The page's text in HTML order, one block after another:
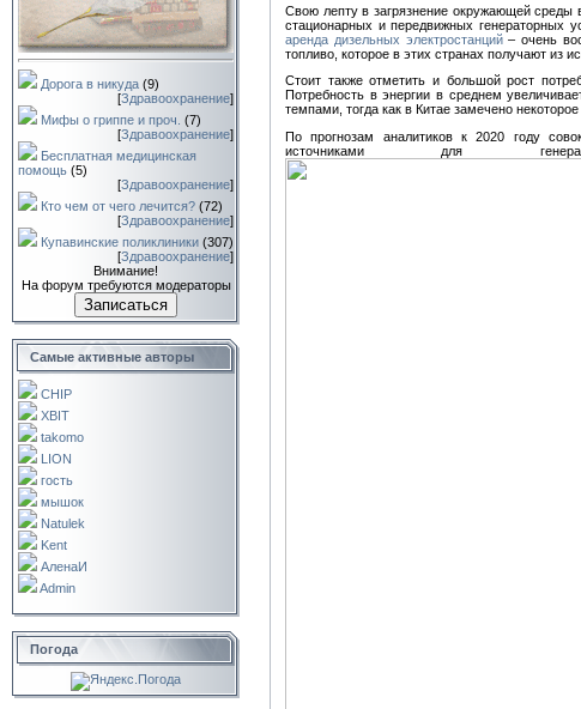
Дорога в никуда (9)
[Здравоохранение]
Мифы о гриппе и проч. (7)
[Здравоохранение]
Бесплатная медицинская
помощь (5)
[Здравоохранение]
Кто чем от чего лечится? (72)
[Здравоохранение]
Купавинские поликлиники (307)
[Здравоохранение]
Внимание!
На форум требуются модераторы
Записаться
Самые активные авторы
CHIP
XBIT
takomo
LION
гость
мышок
Natulek
Kent
АленаИ
Admin
Погода
Свою лепту в загрязнение окружающей среды
стационарных и передвижных генераторных
аренда дизельных электростанций– очень
топливо, которое в этих странах получают из
Стоит также отметить и большой рост
Потребность в энергии в среднем
темпами, тогда как в Китае замечено
По прогнозам аналитиков к 2020 году
источниками для